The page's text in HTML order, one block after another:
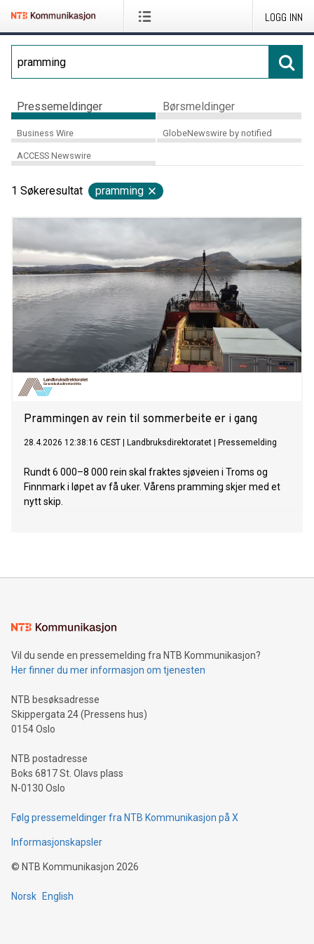
LOGG INN
Pressemeldinger Børsmeldinger
Business Wire GlobeNewswire by notified
ACCESS Newswire
1 Søkeresultat pramming
Prammingen av rein til sommerbeite er i gang
28.4.2026 12:38:16 CEST Landbruksdirektoratet Pressemelding
Rundt 6 000–8 000 rein skal fraktes sjøveien i Troms og
Finnmark i løpet av få uker. Vårens pramming skjer med et
nytt skip.
Vil du sende en pressemelding fra NTB Kommunikasjon?
Her finner du mer informasjon om tjenesten
NTB besøksadresse
Skippergata 24 (Pressens hus)
0154 Oslo
NTB postadresse
Boks 6817 St. Olavs plass
N-0130 Oslo
Følg pressemeldinger fra NTB Kommunikasjon på X
Informasjonskapsler
© NTB Kommunikasjon 2026
Norsk English